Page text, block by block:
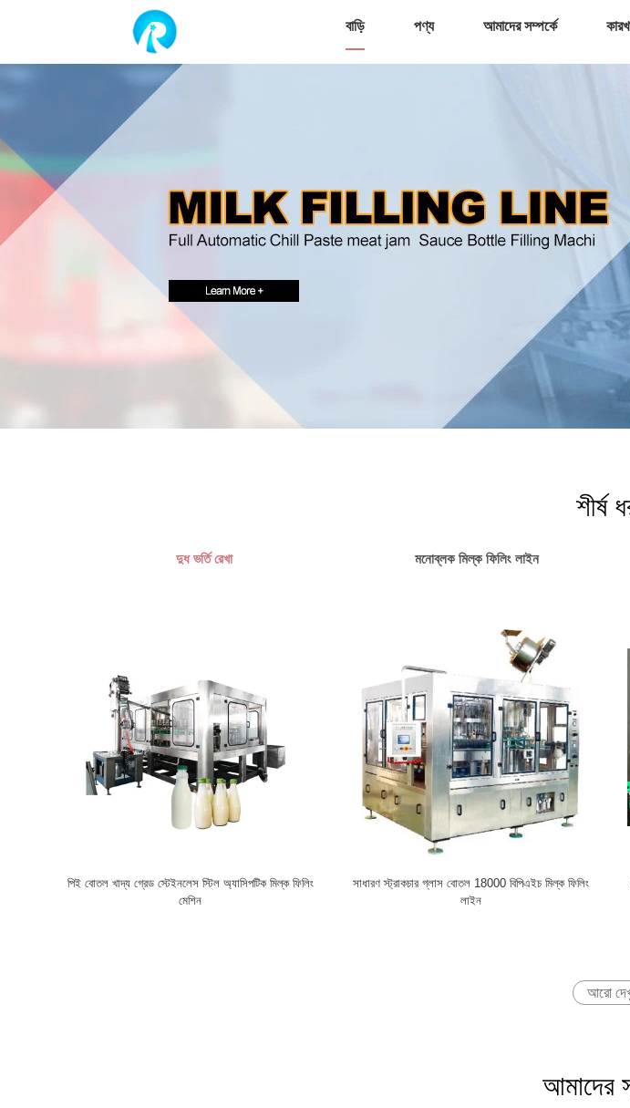
বাড়ি পণ্য আমাদের সম্পর্কে
শীর্ষ
দুধ ভর্তি রেখা মনোব্লক মিল্ক ফিলিং লাইন
পিই বোতল খাদ্য গ্রেড স্টেইনলেস স্টিল অ্যাসিপটিক মিল্ক ফিলিং
মেশিন
সাধারণ স্ট্রাকচার গ্লাস বোতল 18000 বিপিএইচ মিল্ক ফিলিং
লাইন
আরো
আমাদের